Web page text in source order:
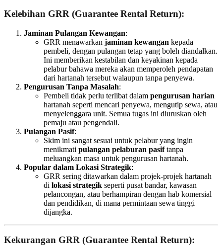
Kelebihan GRR (Guarantee Rental Return):
Jaminan Pulangan Kewangan:
GRR menawarkan jaminan kewangan kepada
pembeli, dengan pulangan tetap yang boleh diandalkan.
Ini memberikan kestabilan dan keyakinan kepada
pelabur bahawa mereka akan memperoleh pendapatan
dari hartanah tersebut walaupun tanpa penyewa.
Pengurusan Tanpa Masalah:
Pembeli tidak perlu terlibat dalam pengurusan harian
hartanah seperti mencari penyewa, mengutip sewa, atau
menyelenggara unit. Semua tugas ini diuruskan oleh
pemaju atau pengendali.
Pulangan Pasif:
Skim ini sangat sesuai untuk pelabur yang ingin
menikmati pulangan pelaburan pasiftanpa
meluangkan masa untuk pengurusan hartanah.
Popular dalam Lokasi Strategik:
GRR sering ditawarkan dalam projek-projek hartanah
di lokasi strategik seperti pusat bandar, kawasan
pelancongan, atau berhampiran dengan hab komersial
dan pendidikan, di mana permintaan sewa tinggi
dijangka.
Kekurangan GRR (Guarantee Rental Return):